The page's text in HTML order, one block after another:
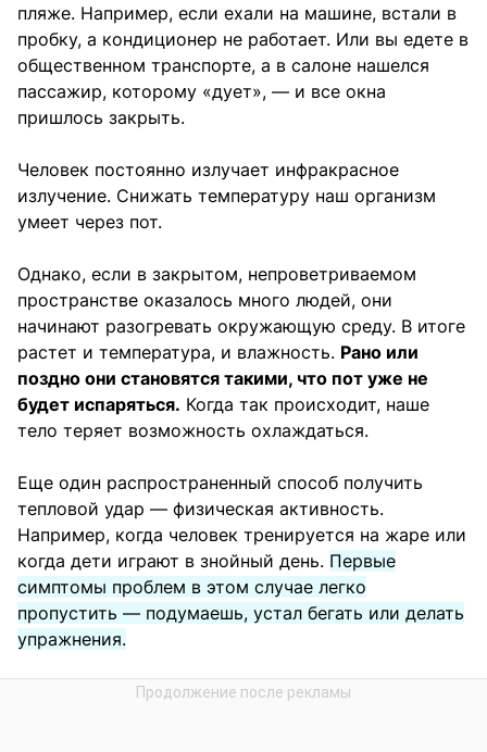
пляже. Например, если ехали на машине, встали в
пробку, а кондиционер не работает. Или вы едете в
общественном транспорте, а в салоне нашелся
пассажир, которому «дует», — и все окна
пришлось закрыть.
Человек постоянно излучает инфракрасное
излучение. Снижать температуру наш организм
умеет через пот.
Однако, если в закрытом, непроветриваемом
пространстве оказалось много людей, они
начинают разогревать окружающую среду. В итоге
растет и температура, и влажность. Рано или
поздно они становятся такими, что пот уже не
будет испаряться. Когда так происходит, наше
тело теряет возможность охлаждаться.
Еще один распространенный способ получить
тепловой удар — физическая активность.
Например, когда человек тренируется на жаре или
когда дети играют в знойный день. Первые
симптомы проблем в этом случае легко
пропустить — подумаешь, устал бегать или делать
упражнения.